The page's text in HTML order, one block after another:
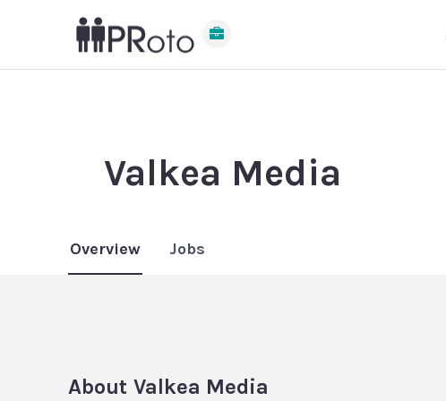
Valkea Media
Overview Jobs
About Valkea Media